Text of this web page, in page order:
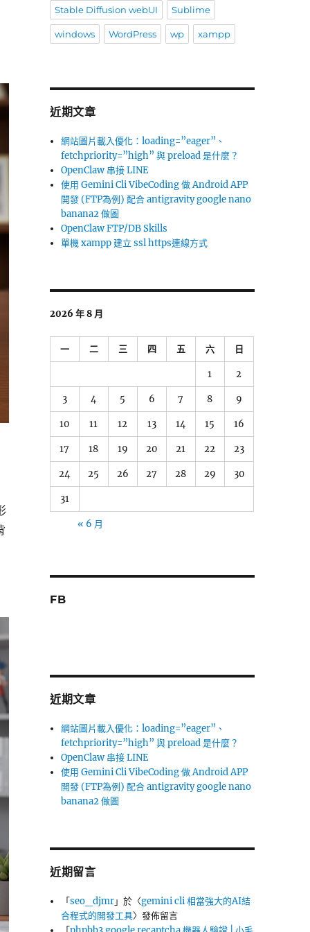
Stable Diffusion webUI Sublime
windows WordPress wp xampp
近期文章
網站圖片載入優化：loading=”eager”、
fetchpriority=”high” 與 preload 是什麼？
OpenClaw 串接 LINE
使用 Gemini Cli VibeCoding 做 Android APP
開發 (FTP為例) 配合 antigravity google nano
banana2 做圖
OpenClaw FTP/DB Skills
單機 xampp 建立 ssl https連線方式
2026 年 8 月
一 二 三 四 五 六 日
1 2
3 4 5 6 7 8 9
10 11 12 13 14 15 16
17 18 19 20 21 22 23
24 25 26 27 28 29 30
31
« 6 月
FB
近期文章
網站圖片載入優化：loading=”eager”、
fetchpriority=”high” 與 preload 是什麼？
OpenClaw 串接 LINE
使用 Gemini Cli VibeCoding 做 Android APP
開發 (FTP為例) 配合 antigravity google nano
banana2 做圖
近期留言
「seo_djmr」於〈gemini cli 相當強大的AI結
合程式的開發工具〉發佈留言